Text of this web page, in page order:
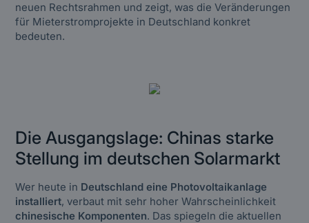
neuen Rechtsrahmen und zeigt, was die Veränderungen
für Mieterstromprojekte in Deutschland konkret
bedeuten.
Die Ausgangslage: Chinas starke
Stellung im deutschen Solarmarkt
Wer heute in Deutschland eine Photovoltaikanlage
installiert, verbaut mit sehr hoher Wahrscheinlichkeit
chinesische Komponenten. Das spiegeln die aktuellen